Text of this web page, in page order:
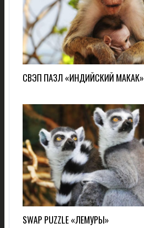
СВЭП ПАЗЛ «ИНДИЙСКИЙ МАКАК»
SWAP PUZZLE «ЛЕМУРЫ»